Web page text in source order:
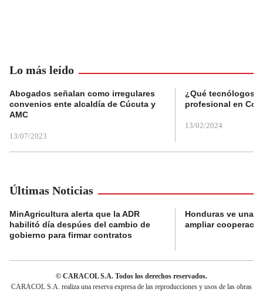
Lo más leído
Abogados señalan como irregulares
convenios ente alcaldía de Cúcuta y
AMC
13/07/2023
¿Qué tecnólogos
profesional en
13/02/2024
Últimas Noticias
MinAgricultura alerta que la ADR
habilitó día despúes del cambio de
gobierno para firmar contratos
Honduras ve una
ampliar
© CARACOL S.A. Todos los derechos reservados.
CARACOL S.A. realiza una reserva expresa de las reproducciones y usos de las obras